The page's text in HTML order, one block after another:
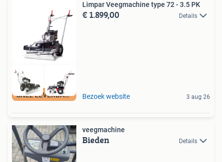
SNEL LEVERBAAR
Limpar Veegmachine type 72 - 3.5 PK
€ 1.899,00 Details
Bezoek website 3 aug 26
veegmachine
Bieden Details